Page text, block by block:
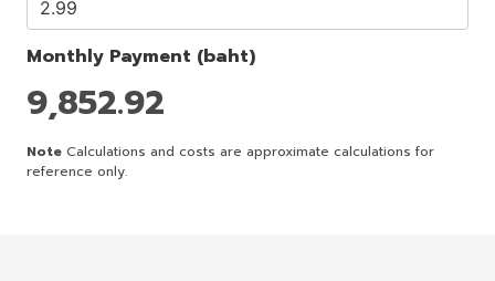
Monthly Payment (baht)
9,852.92
Note Calculations and costs are approximate calculations for
reference only.